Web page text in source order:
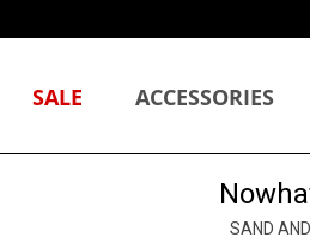
ACCESSORIES
SALE
SAND